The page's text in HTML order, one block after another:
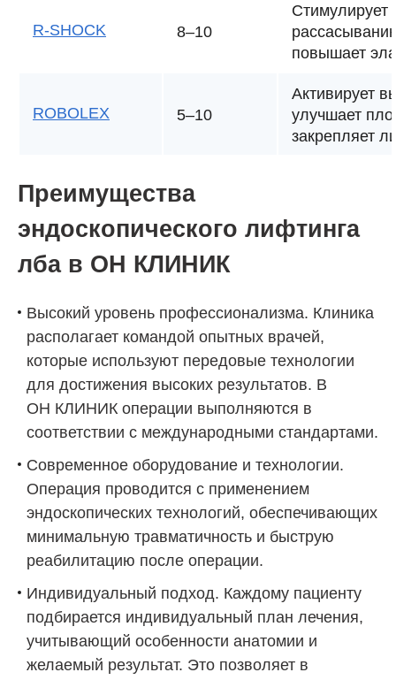
R-SHOCK 8–10
Стимулирует
повышает
ROBOLEX 5–10
Активирует
улучшает
закрепляет
Преимущества
эндоскопического лифтинга
лба в ОН КЛИНИК
Высокий уровень профессионализма. Клиника
располагает командой опытных врачей,
которые используют передовые технологии
для достижения высоких результатов. В
ОН КЛИНИК операции выполняются в
соответствии с международными стандартами.
Современное оборудование и технологии.
Операция проводится с применением
эндоскопических технологий, обеспечивающих
минимальную травматичность и быструю
реабилитацию после операции.
Индивидуальный подход. Каждому пациенту
подбирается индивидуальный план лечения,
учитывающий особенности анатомии и
желаемый результат. Это позволяет в